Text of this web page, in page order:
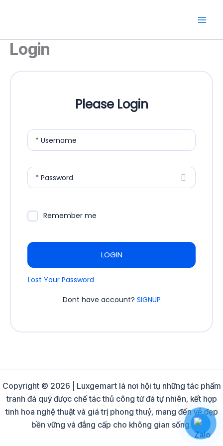
Login
Please Login
* Username
* Password
Remember me
LOGIN
Lost Your Password
Dont have account? SIGNUP
Copyright © 2026 | Luxgemart là nơi hội tụ những tác phẩm
tranh đá quý được chế tác thủ công từ đá tự nhiên, kết hợp
tinh hoa nghệ thuật và giá trị phong thuỷ, mang đến vẻ đẹp
bền vững và đẳng cấp cho không gian sống.